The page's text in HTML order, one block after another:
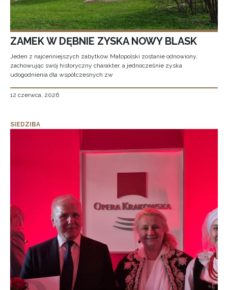
ZAMEK W DĘBNIE ZYSKA NOWY BLASK
Jeden z najcenniejszych zabytków Małopolski zostanie odnowiony,
zachowując swój historyczny charakter, a jednocześnie zyska
udogodnienia dla współczesnych zw
12 czerwca, 2026
SIEDZIBA